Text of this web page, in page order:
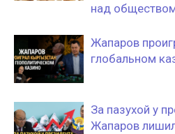
над
Жапаров
глобальном
За пазухой у
Жапаров